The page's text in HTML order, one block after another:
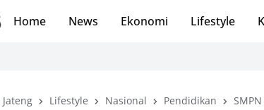
Home News Ekonomi Lifestyle
Jateng Lifestyle Nasional Pendidikan